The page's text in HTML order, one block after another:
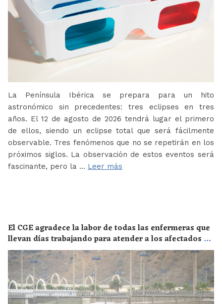
La Península Ibérica se prepara para un hito
astronómico sin precedentes: tres eclipses en tres
años. El 12 de agosto de 2026 tendrá lugar el primero
de ellos, siendo un eclipse total que será fácilmente
observable. Tres fenómenos que no se repetirán en los
próximos siglos. La observación de estos eventos será
fascinante, pero la … Leer más
El CGE agradece la labor de todas las enfermeras que
llevan días trabajando para atender a los afectados de
la crisis migratoria de Ceuta